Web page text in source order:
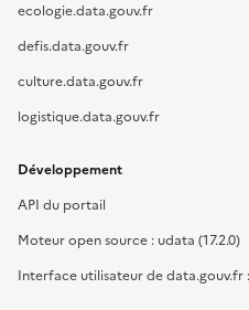
ecologie.data.gouv.fr
defis.data.gouv.fr
culture.data.gouv.fr
logistique.data.gouv.fr
Développement
API du portail
Moteur open source : udata (17.2.0)
Interface utilisateur de data.gouv.fr